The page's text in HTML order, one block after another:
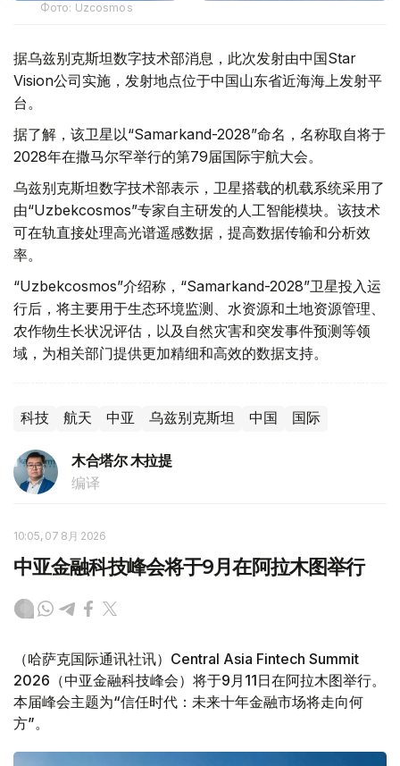
Фото: Uzcosmos
据乌兹别克斯坦数字技术部消息，此次发射由中国Star
Vision公司实施，发射地点位于中国山东省近海海上发射平
台。
据了解，该卫星以“Samarkand-2028”命名，名称取自将于
2028年在撒马尔罕举行的第79届国际宇航大会。
乌兹别克斯坦数字技术部表示，卫星搭载的机载系统采用了
由“Uzbekcosmos”专家自主研发的人工智能模块。该技术
可在轨直接处理高光谱遥感数据，提高数据传输和分析效
率。
“Uzbekcosmos”介绍称，“Samarkand-2028”卫星投入运
行后，将主要用于生态环境监测、水资源和土地资源管理、
农作物生长状况评估，以及自然灾害和突发事件预测等领
域，为相关部门提供更加精细和高效的数据支持。
科技 航天 中亚 乌兹别克斯坦 中国 国际
木合塔尔 木拉提
编译
10:05, 07 8月 2026
中亚金融科技峰会将于9月在阿拉木图举行
（哈萨克国际通讯社讯）Central Asia Fintech Summit
2026（中亚金融科技峰会）将于9月11日在阿拉木图举行。
本届峰会主题为“信任时代：未来十年金融市场将走向何
方”。